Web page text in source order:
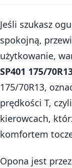
Jeśli szukasz
spokojną,
użytkowanie,
SP401 175/
175/70R13,
prędkości T,
kierowcach,
komfortem
Opona jest